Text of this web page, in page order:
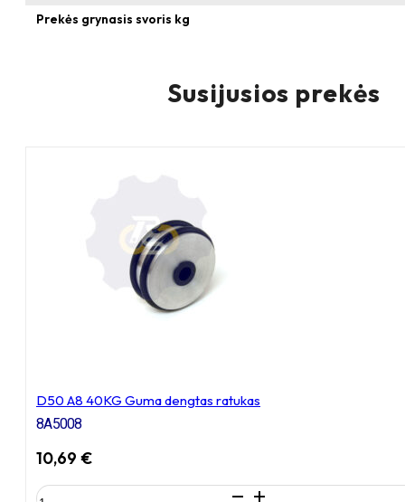
Prekės grynasis svoris kg
Susijusios prekės
D50 A8 40KG Guma dengtas ratukas
8A5008
10,69 €
produkto